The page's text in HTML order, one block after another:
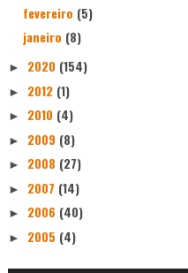
fevereiro (5)
janeiro (8)
► 2020 (154)
► 2012 (1)
► 2010 (4)
► 2009 (8)
► 2008 (27)
► 2007 (14)
► 2006 (40)
► 2005 (4)